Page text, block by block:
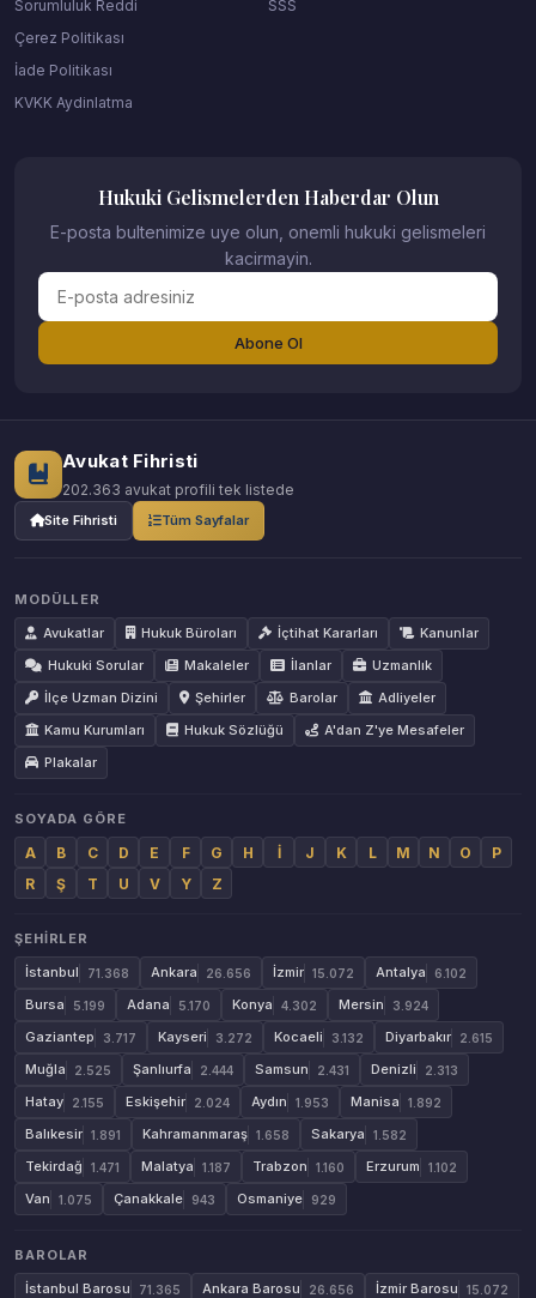
Sorumluluk Reddi
Çerez Politikası
İade Politikası
KVKK Aydinlatma
SSS
Hukuki Gelismelerden Haberdar Olun
E-posta bultenimize uye olun, onemli hukuki gelismeleri
kacirmayin.
Abone Ol
Avukat Fihristi
202.363 avukat profili tek listede
Site Fihristi Tüm Sayfalar
MODÜLLER
Avukatlar
Hukuk Büroları İçtihat Kararları
Kanunlar
Hukuki Sorular
Makaleler İlanlar
Uzmanlık
İlçe Uzman Dizini
Şehirler Barolar
Adliyeler
Kamu Kurumları
Hukuk Sözlüğü
A'dan Z'ye Mesafeler
Plakalar
SOYADA GÖRE
A B C D E F G H İ J K L M N O
P
R
Ş T U V Y Z
ŞEHIRLER
İstanbul
71.368 Ankara 26.656 İzmir 15.072 Antalya 6.102
Bursa 5.199 Adana 5.170 Konya 4.302 Mersin 3.924
Gaziantep 3.717 Kayseri 3.272 Kocaeli 3.132 Diyarbakır 2.615
Muğla 2.525 Şanlıurfa 2.444 Samsun 2.431 Denizli 2.313
Hatay 2.155 Eskişehir 2.024 Aydın 1.953 Manisa 1.892
Balıkesir 1.891 Kahramanmaraş 1.658 Sakarya 1.582
Tekirdağ 1.471 Malatya 1.187 Trabzon 1.160 Erzurum 1.102
Van 1.075 Çanakkale 943 Osmaniye 929
BAROLAR
İstanbul Barosu
71.365 Ankara Barosu 26.656 İzmir Barosu 15.072